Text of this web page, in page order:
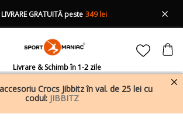
Livrare & Schimb în 1-2 zile
LIVRARE GRATUITĂ peste 349 lei
Crocs Jibbitz în val. de 25 lei cu
codul: JIBBITZ